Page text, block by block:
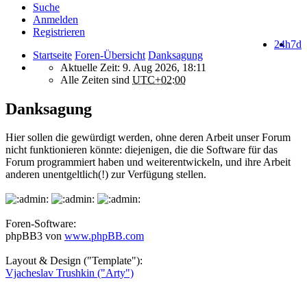
Suche
Anmelden
Registrieren
7d
24h
Startseite Foren-Übersicht Danksagung
Aktuelle Zeit: 9. Aug 2026, 18:11
Alle Zeiten sind UTC+02:00
Danksagung
Hier sollen die gewürdigt werden, ohne deren Arbeit unser Forum
nicht funktionieren könnte: diejenigen, die die Software für das
Forum programmiert haben und weiterentwickeln, und ihre Arbeit
anderen unentgeltlich(!) zur Verfügung stellen.
Foren-Software:
phpBB3 von www.phpBB.com
Layout & Design ("Template"):
Vjacheslav Trushkin ("Arty")